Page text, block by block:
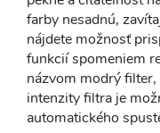
farby nesadnú,
nájdete možnosť
funkcií spomeniem
názvom modrý
intenzity filtra je
automatického